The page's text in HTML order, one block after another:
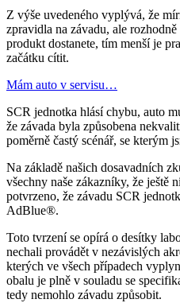
Z výše uvedeného vyplývá, že
zpravidla na závadu, ale
produkt dostanete, tím menší je
začátku cítit.
Mám auto v servisu…
SCR jednotka hlásí chybu, auto
že závada byla způsobena
poměrně častý scénář, se kterým
Na základě našich dosavadních
všechny naše zákazníky, že ještě
potvrzeno, že závadu SCR
AdBlue®.
Toto tvrzení se opírá o desítky
nechali provádět v nezávislých
kterých ve všech případech
obalu je plně v souladu se
tedy nemohlo závadu způsobit.